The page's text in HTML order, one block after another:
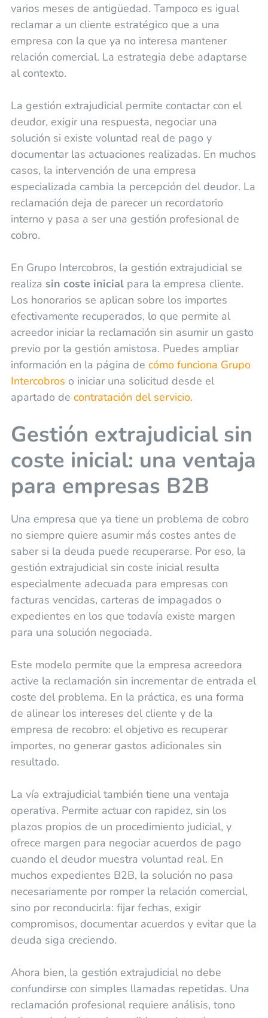
varios meses de antigüedad. Tampoco es igual
reclamar a un cliente estratégico que a una
empresa con la que ya no interesa mantener
relación comercial. La estrategia debe adaptarse
al contexto.
La gestión extrajudicial permite contactar con el
deudor, exigir una respuesta, negociar una
solución si existe voluntad real de pago y
documentar las actuaciones realizadas. En muchos
casos, la intervención de una empresa
especializada cambia la percepción del deudor. La
reclamación deja de parecer un recordatorio
interno y pasa a ser una gestión profesional de
cobro.
En Grupo Intercobros, la gestión extrajudicial se
realiza sin coste inicialpara la empresa cliente.
Los honorarios se aplican sobre los importes
efectivamente recuperados, lo que permite al
acreedor iniciar la reclamación sin asumir un gasto
previo por la gestión amistosa. Puedes ampliar
información en la página de cómo funciona Grupo
Intercobros o iniciar una solicitud desde el
apartado de contratación del servicio.
Gestión extrajudicial sin
coste inicial: una ventaja
para empresas B2B
Una empresa que ya tiene un problema de cobro
no siempre quiere asumir más costes antes de
saber si la deuda puede recuperarse. Por eso, la
gestión extrajudicial sin coste inicial resulta
especialmente adecuada para empresas con
facturas vencidas, carteras de impagados o
expedientes en los que todavía existe margen
para una solución negociada.
Este modelo permite que la empresa acreedora
active la reclamación sin incrementar de entrada el
coste del problema. En la práctica, es una forma
de alinear los intereses del cliente y de la
empresa de recobro: el objetivo es recuperar
importes, no generar gastos adicionales sin
resultado.
La vía extrajudicial también tiene una ventaja
operativa. Permite actuar con rapidez, sin los
plazos propios de un procedimiento judicial, y
ofrece margen para negociar acuerdos de pago
cuando el deudor muestra voluntad real. En
muchos expedientes B2B, la solución no pasa
necesariamente por romper la relación comercial,
sino por reconducirla: fijar fechas, exigir
compromisos, documentar acuerdos y evitar que la
deuda siga creciendo.
Ahora bien, la gestión extrajudicial no debe
confundirse con simples llamadas repetidas. Una
reclamación profesional requiere análisis, tono